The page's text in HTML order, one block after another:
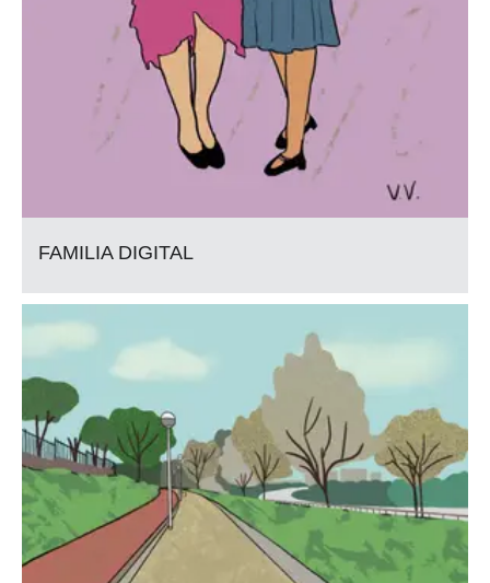
FAMILIA DIGITAL